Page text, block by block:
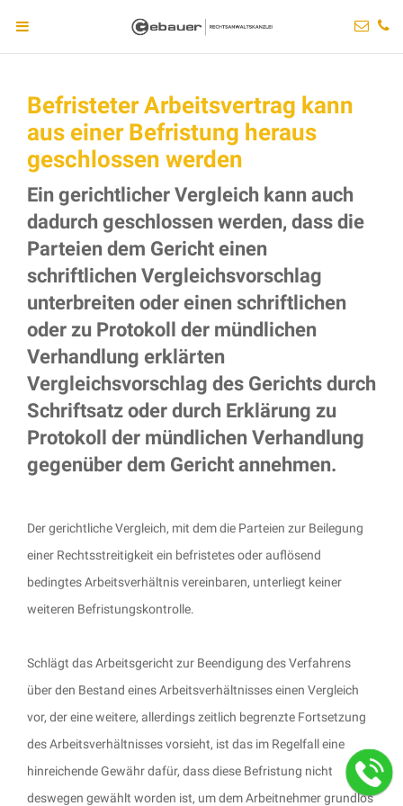
Befristeter Arbeitsvertrag kann
aus einer Befristung heraus
geschlossen werden
Ein gerichtlicher Vergleich kann auch
dadurch geschlossen werden, dass die
Parteien dem Gericht einen
schriftlichen Vergleichsvorschlag
unterbreiten oder einen schriftlichen
oder zu Protokoll der mündlichen
Verhandlung erklärten
Vergleichsvorschlag des Gerichts durch
Schriftsatz oder durch Erklärung zu
Protokoll der mündlichen Verhandlung
gegenüber dem Gericht annehmen.
Der gerichtliche Vergleich, mit dem die Parteien zur Beilegung
einer Rechtsstreitigkeit ein befristetes oder auflösend
bedingtes Arbeitsverhältnis vereinbaren, unterliegt keiner
weiteren Befristungskontrolle.
Schlägt das Arbeitsgericht zur Beendigung des Verfahrens
über den Bestand eines Arbeitsverhältnisses einen Vergleich
vor, der eine weitere, allerdings zeitlich begrenzte Fortsetzung
des Arbeitsverhältnisses vorsieht, ist das im Regelfall eine
hinreichende Gewähr dafür, dass diese Befristung nicht
deswegen gewählt worden ist, um dem Arbeitnehmer grundlos